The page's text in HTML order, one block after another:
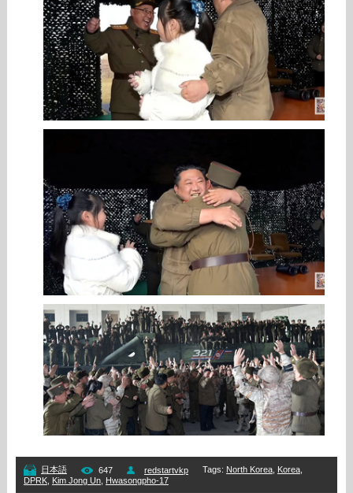
日本語 647 redstartvkp Tags: North Korea, Korea,
DPRK, Kim Jong Un, Hwasongpho-17